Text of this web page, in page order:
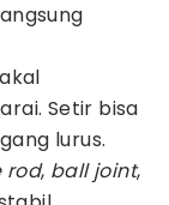
Setir bisa
lurus.
rod, ball joint,